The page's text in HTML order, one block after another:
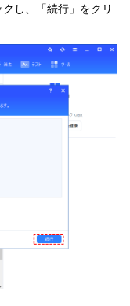
し、「続行」をクリ